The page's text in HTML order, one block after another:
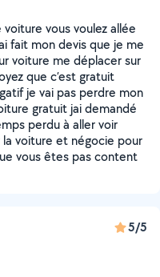
vous voulez allée
fait mon devis que je me
voiture me déplacer sur
que c’est gratuit
je vai pas perdre mon
gratuit jai demandé
perdu à aller voir
voiture et négocie pour
vous êtes pas content
5/5